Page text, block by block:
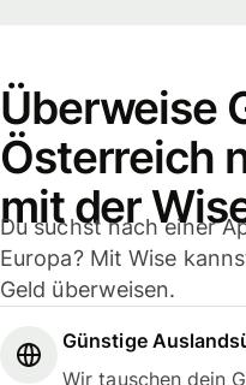
Überweise
Österreich
mit der
Du suchst nach einer
Europa? Mit Wise
Geld überweisen.
Günstige
Wir tauschen dein